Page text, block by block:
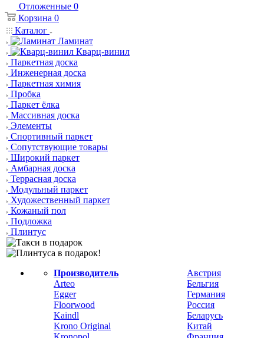
Отложенные 0
Корзина 0
Каталог
Ламинат
Кварц-винил
Паркетная доска
Инженерная доска
Паркетная химия
Пробка
Паркет ёлка
Массивная доска
Элементы
Спортивный паркет
Сопутствующие товары
Широкий паркет
Амбарная доска
Террасная доска
Модульный паркет
Художественный паркет
Кожаный пол
Подложка
Плинтус
Производитель
Arteo
Egger
Floorwood
Kaindl
Krono Original
Австрия
Бельгия
Германия
Россия
Беларусь
Китай